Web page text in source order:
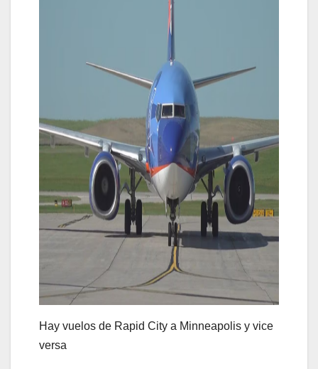
Hay vuelos de Rapid City a Minneapolis y vice
versa